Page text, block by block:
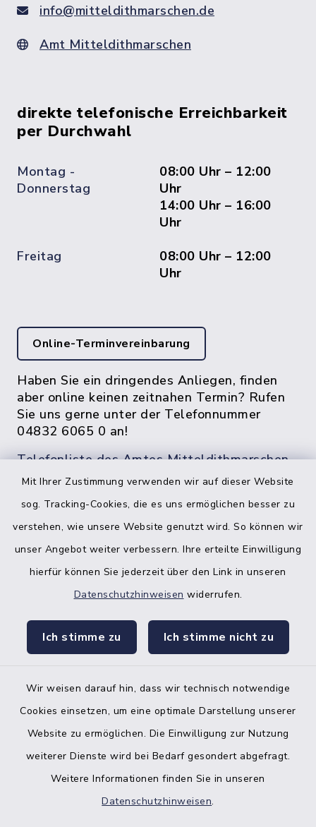
Mit Ihrer Zustimmung verwenden wir auf dieser Website
sog. Tracking-Cookies, die es uns ermöglichen besser zu
verstehen, wie unsere Website genutzt wird. So können wir
unser Angebot weiter verbessern. Ihre erteilte Einwilligung
hierfür können Sie jederzeit über den Link in unseren
Datenschutzhinweisen widerrufen.
Ich stimme zu Ich stimme nicht zu
Wir weisen darauf hin, dass wir technisch notwendige
Cookies einsetzen, um eine optimale Darstellung unserer
Website zu ermöglichen. Die Einwilligung zur Nutzung
weiterer Dienste wird bei Bedarf gesondert abgefragt.
Weitere Informationen finden Sie in unseren
Datenschutzhinweisen.
info@mitteldithmarschen.de
Amt Mitteldithmarschen
direkte telefonische Erreichbarkeit
per Durchwahl
Montag -
Donnerstag
08:00 Uhr – 12:00
Uhr
14:00 Uhr – 16:00
Uhr
Freitag
08:00 Uhr – 12:00
Uhr
Online-Terminvereinbarung
Haben Sie ein dringendes Anliegen, finden
aber online keinen zeitnahen Termin? Rufen
Sie uns gerne unter der Telefonnummer
04832 6065 0 an!
Telefonliste des Amtes Mitteldithmarschen
facebook
Bankverbindung der Amtskasse
Barrierefreiheit